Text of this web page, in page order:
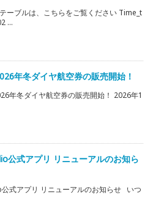
ーブルは、こちらをご覧ください Time_t
...
年冬ダイヤ航空券の販売開始！
年冬ダイヤ航空券の販売開始！ 2026年1
公式アプリ リニューアルのお知ら
式アプリ リニューアルのお知らせ いつ